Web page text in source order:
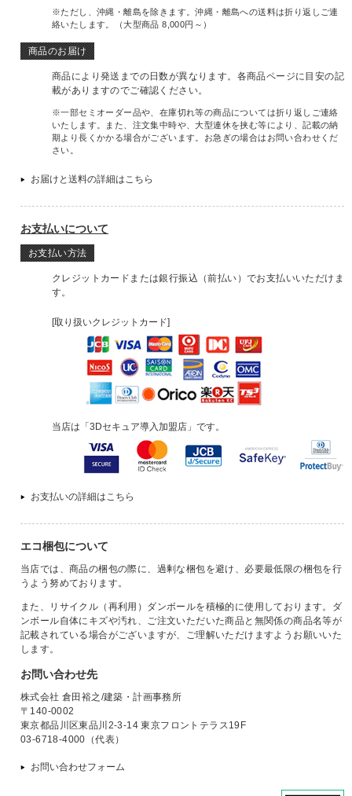
※ただし、沖縄・離島を除きます。沖縄・離島への送料は折り返しご連
絡いたします。（大型商品 8,000円～）
商品のお届け
商品により発送までの日数が異なります。各商品ページに目安の記
載がありますのでご確認ください。
※一部セミオーダー品や、在庫切れ等の商品については折り返しご連絡
いたします。また、注文集中時や、大型連休を挟む等により、記載の納
期より長くかかる場合がございます。お急ぎの場合はお問い合わせくだ
さい。
お届けと送料の詳細はこちら
お支払いについて
お支払い方法
クレジットカードまたは銀行振込（前払い）でお支払いいただけま
す。
[取り扱いクレジットカード]
当店は「3Dセキュア導入加盟店」です。
お支払いの詳細はこちら
エコ梱包について
当店では、商品の梱包の際に、過剰な梱包を避け、必要最低限の梱包を行
うよう努めております。
また、リサイクル（再利用）ダンボールを積極的に使用しております。ダ
ンボール自体にキズや汚れ、ご注文いただいた商品と無関係の商品名等が
記載されている場合がございますが、ご理解いただけますようお願いいた
します。
お問い合わせ先
株式会社 倉田裕之/建築・計画事務所
〒140-0002
東京都品川区東品川2-3-14 東京フロントテラス19F
03-6718-4000（代表）
お問い合わせフォーム